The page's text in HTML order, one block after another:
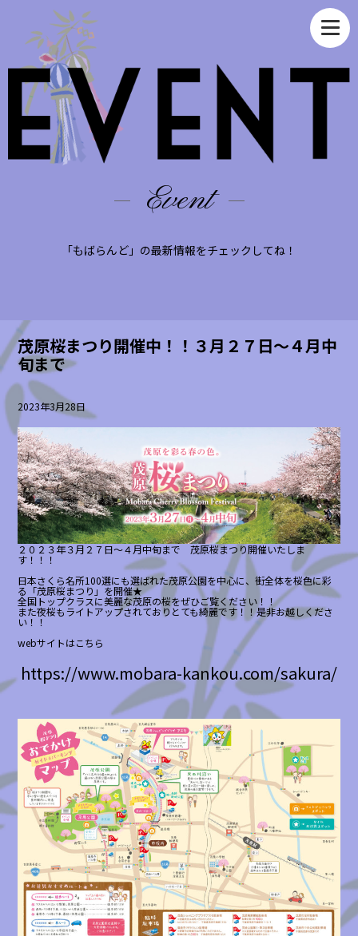
Event
「もばらんど」の最新情報をチェックしてね！
茂原桜まつり開催中！！３月２７日〜４月中
旬まで
2023年3月28日
２０２３年３月２７日〜４月中旬まで 茂原桜まつり開催いたしま
す！！！
日本さくら名所100選にも選ばれた茂原公園を中心に、街全体を桜色に彩
る「茂原桜まつり」を開催★
全国トップクラスに美麗な茂原の桜をぜひご覧ください！！
また夜桜もライトアップされておりとても綺麗です！！是非お越しくださ
い！！
webサイトはこちら
https://www.mobara-kankou.com/sakura/